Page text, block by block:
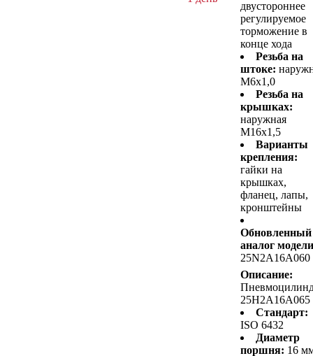
двустороннее
регулируемое
торможение в
конце хода
Резьба на
штоке:
M6x1,0
Резьба на
крышках:
наружная
M16x1,5
Варианты
крепления:
гайки на
крышках,
фланец, лапы,
кронштейны
Обновленный
аналог
25N2A16A060
Описание:
25H2A16A065
Стандарт:
ISO 6432
Диаметр
поршня: 16